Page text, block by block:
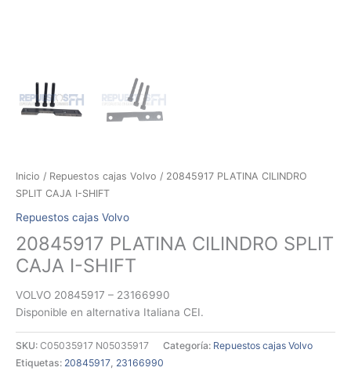
Inicio / Repuestos cajas Volvo / 20845917 PLATINA CILINDRO
SPLIT CAJA I-SHIFT
Repuestos cajas Volvo
20845917 PLATINA CILINDRO SPLIT
CAJA I-SHIFT
VOLVO 20845917 – 23166990
Disponible en alternativa Italiana CEI.
SKU: C05035917 N05035917 Categoría: Repuestos cajas Volvo
Etiquetas: 20845917, 23166990